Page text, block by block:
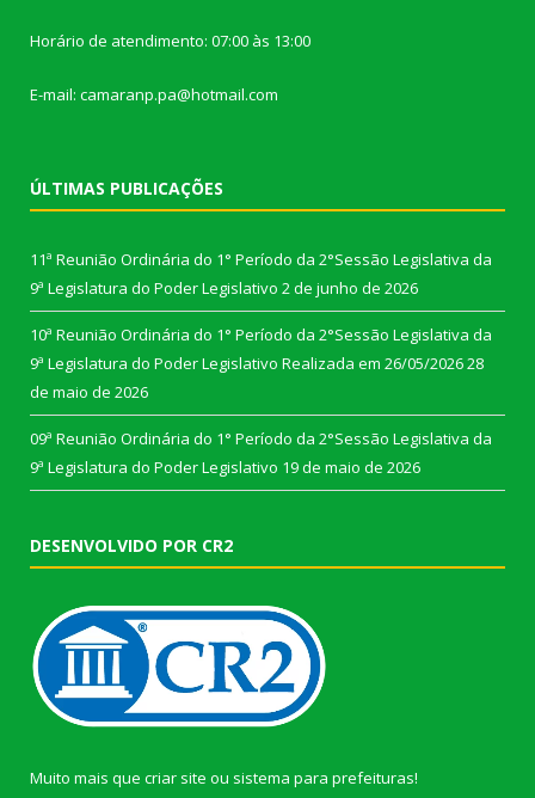
Horário de atendimento: 07:00 às 13:00
E-mail: camaranp.pa@hotmail.com
ÚLTIMAS PUBLICAÇÕES
11ª Reunião Ordinária do 1° Período da 2°Sessão Legislativa da
9ª Legislatura do Poder Legislativo 2 de junho de 2026
10ª Reunião Ordinária do 1° Período da 2°Sessão Legislativa da
9ª Legislatura do Poder Legislativo Realizada em 26/05/202628
de maio de 2026
09ª Reunião Ordinária do 1° Período da 2°Sessão Legislativa da
9ª Legislatura do Poder Legislativo 19 de maio de 2026
DESENVOLVIDO POR CR2
Muito mais que criar site ou sistema para prefeituras!